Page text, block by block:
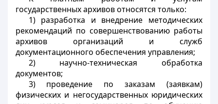
государственных архивов относятся только:
1) разработка и внедрение методических
рекомендаций по совершенствованию работы
архивов организаций и служб
документационного обеспечения управления;
2) научно-техническая обработка
документов;
3) проведение по заказам (заявкам)
физических и негосударственных юридических